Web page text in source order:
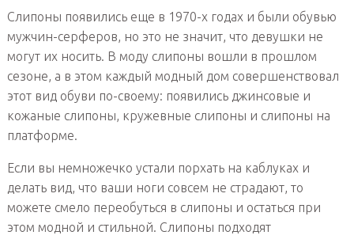
Слипоны появились еще в 1970-х годах и были обувью
мужчин-серферов, но это не значит, что девушки не
могут их носить. В моду слипоны вошли в прошлом
сезоне, а в этом каждый модный дом совершенствовал
этот вид обуви по-своему: появились джинсовые и
кожаные слипоны, кружевные слипоны и слипоны на
платформе.
Если вы немножечко устали порхать на каблуках и
делать вид, что ваши ноги совсем не страдают, то
можете смело переобуться в слипоны и остаться при
этом модной и стильной. Слипоны подходят